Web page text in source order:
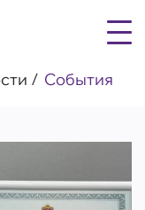
События